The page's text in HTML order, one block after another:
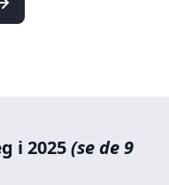
i 2025(se de 9